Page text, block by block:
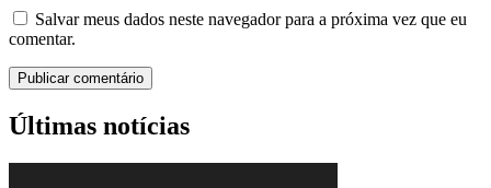
Salvar meus dados neste navegador para a próxima vez que eu
comentar.
Últimas notícias